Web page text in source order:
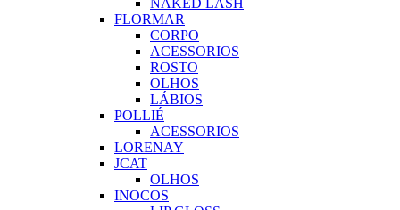
NAKED LASH
FLORMAR
CORPO
ACESSORIOS
ROSTO
OLHOS
LÁBIOS
POLLIÉ
ACESSORIOS
LORENAY
JCAT
OLHOS
INOCOS